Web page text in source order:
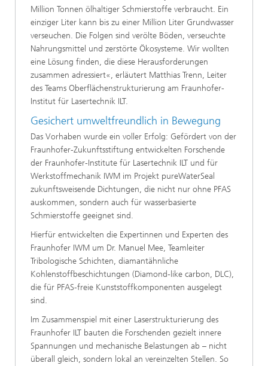
Million Tonnen ölhaltiger Schmierstoffe verbraucht. Ein
einziger Liter kann bis zu einer Million Liter Grundwasser
verseuchen. Die Folgen sind verölte Böden, verseuchte
Nahrungsmittel und zerstörte Ökosysteme. Wir wollten
eine Lösung finden, die diese Herausforderungen
zusammen adressiert«, erläutert Matthias Trenn, Leiter
des Teams Oberflächenstrukturierung am Fraunhofer-
Institut für Lasertechnik ILT.
Gesichert umweltfreundlich in Bewegung
Das Vorhaben wurde ein voller Erfolg: Gefördert von der
Fraunhofer-Zukunftsstiftung entwickelten Forschende
der Fraunhofer-Institute für Lasertechnik ILT und für
Werkstoffmechanik IWM im Projekt pureWaterSeal
zukunftsweisende Dichtungen, die nicht nur ohne PFAS
auskommen, sondern auch für wasserbasierte
Schmierstoffe geeignet sind.
Hierfür entwickelten die Expertinnen und Experten des
Fraunhofer IWM um Dr. Manuel Mee, Teamleiter
Tribologische Schichten, diamantähnliche
Kohlenstoffbeschichtungen (Diamond-like carbon, DLC),
die für PFAS-freie Kunststoffkomponenten ausgelegt
sind.
Im Zusammenspiel mit einer Laserstrukturierung des
Fraunhofer ILT bauten die Forschenden gezielt innere
Spannungen und mechanische Belastungen ab – nicht
überall gleich, sondern lokal an vereinzelten Stellen. So